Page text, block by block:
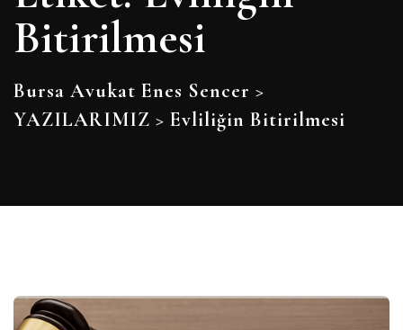
Bitirilmesi
Bursa Avukat Enes Sencer >
YAZILARIMIZ > Evliliğin Bitirilmesi